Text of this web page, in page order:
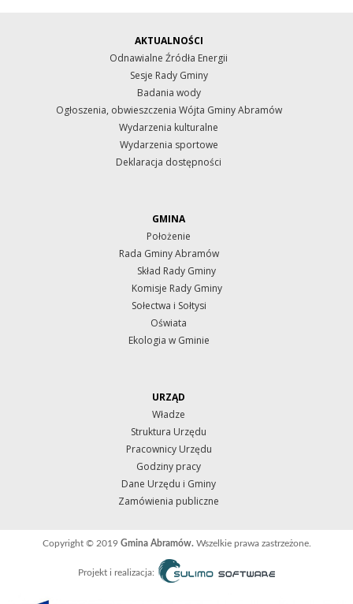
AKTUALNOŚCI
Odnawialne Źródła Energii
Sesje Rady Gminy
Badania wody
Ogłoszenia, obwieszczenia Wójta Gminy Abramów
Wydarzenia kulturalne
Wydarzenia sportowe
Deklaracja dostępności
GMINA
Położenie
Rada Gminy Abramów
Skład Rady Gminy
Komisje Rady Gminy
Sołectwa i Sołtysi
Oświata
Ekologia w Gminie
URZĄD
Władze
Struktura Urzędu
Pracownicy Urzędu
Godziny pracy
Dane Urzędu i Gminy
Zamówienia publiczne
Copyright © 2019 Gmina Abramów. Wszelkie prawa zastrzeżone.
Projekt i realizacja: